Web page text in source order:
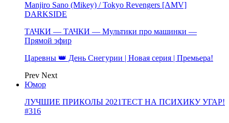
Manjiro Sano (Mikey) / Tokyo Revengers [AMV]
DARKSIDE
ТАЧКИ — ТАЧКИ — Мультики про машинки —
Прямой эфир
Царевны 👑 День Снегурии | Новая серия | Премьера!
Prev Next
Юмор
ЛУЧШИЕ ПРИКОЛЫ 2021ТЕСТ НА ПСИХИКУ УГАР!
#316